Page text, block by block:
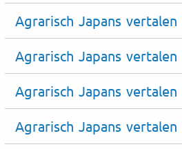
Agrarisch Japans vertalen
Agrarisch Japans vertalen
Agrarisch Japans vertalen
Agrarisch Japans